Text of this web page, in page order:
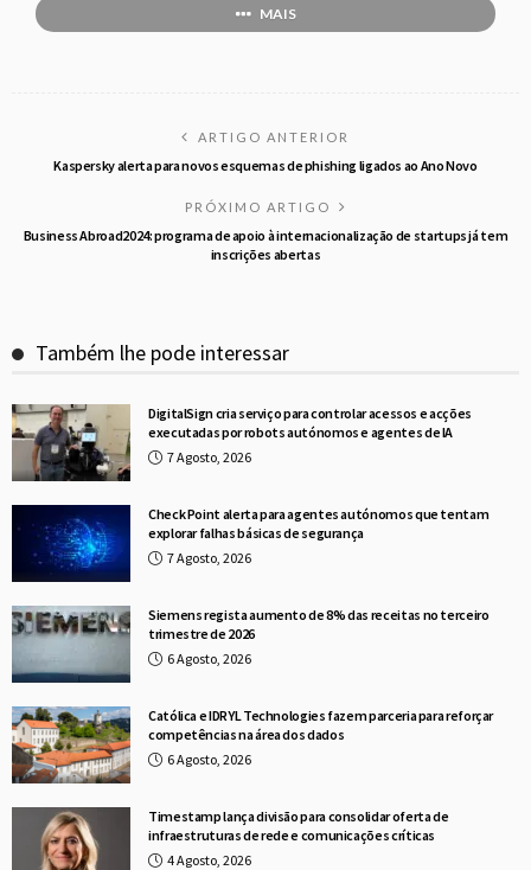
MAIS
ARTIGO ANTERIOR
Kaspersky alerta para novos esquemas de phishing ligados ao Ano Novo
PRÓXIMO ARTIGO
Business Abroad2024: programa de apoio à internacionalização de startups já tem
inscrições abertas
Também lhe pode interessar
DigitalSign cria serviço para controlar acessos e acções
executadas por robots autónomos e agentes de IA
7 Agosto, 2026
Check Point alerta para agentes autónomos que tentam
explorar falhas básicas de segurança
7 Agosto, 2026
Siemens regista aumento de 8% das receitas no terceiro
trimestre de 2026
6 Agosto, 2026
Católica e IDRYL Technologies fazem parceria para reforçar
competências na área dos dados
6 Agosto, 2026
Timestamp lança divisão para consolidar oferta de
infraestruturas de rede e comunicações críticas
4 Agosto, 2026